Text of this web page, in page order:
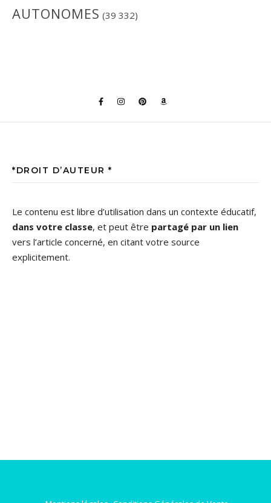
AUTONOMES (39 332)
*DROIT D’AUTEUR *
Le contenu est libre d’utilisation dans un contexte éducatif,
dans votre classe, et peut être partagé par un lien
vers l’article concerné, en citant votre source
explicitement.